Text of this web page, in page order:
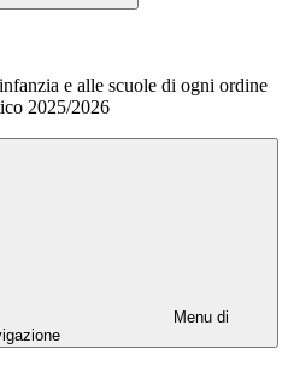
e alle scuole di ogni ordine
2025/2026
Menu di